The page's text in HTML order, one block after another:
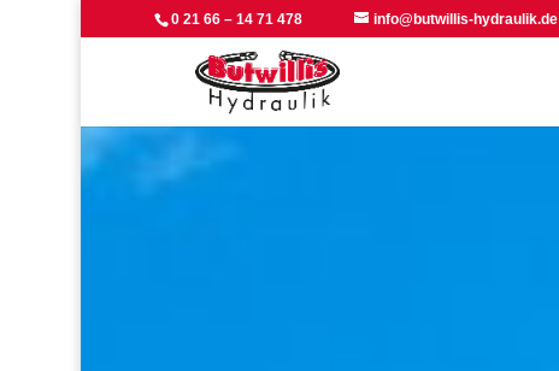
0 21 66 – 14 71 478 info@butwillis-hydraulik.de